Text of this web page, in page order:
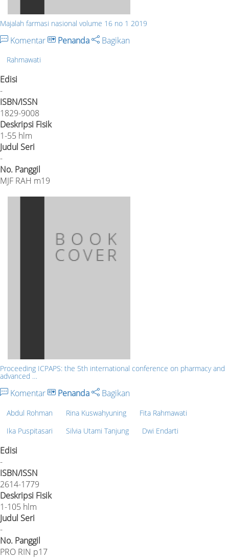
Majalah farmasi nasional volume 16 no 1 2019
Komentar Penanda Bagikan
Rahmawati
Edisi
-
ISBN/ISSN
1829-9008
Deskripsi Fisik
1-55 hlm
Judul Seri
-
No. Panggil
MJF RAH m19
Proceeding ICPAPS: the 5th international conference on pharmacy and
advanced …
Komentar Penanda Bagikan
Abdul Rohman Rina Kuswahyuning
Fita Rahmawati
Ika Puspitasari
Silvia Utami Tanjung Dwi Endarti
Edisi
-
ISBN/ISSN
2614-1779
Deskripsi Fisik
1-105 hlm
Judul Seri
-
No. Panggil
PRO RIN p17